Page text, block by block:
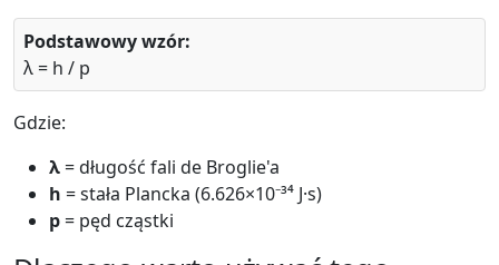
Podstawowy wzór:
λ = h / p
Gdzie:
λ= długość fali de Broglie'a
h = stała Plancka (6.626×10⁻³⁴ J·s)
p= pęd cząstki